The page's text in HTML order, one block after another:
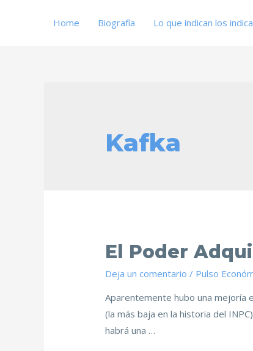
Home Biografía Lo que indican los
Kafka
El Poder
Deja un comentario / Pulso
Aparentemente hubo una mejoría
(la más baja en la historia del
habrá una …